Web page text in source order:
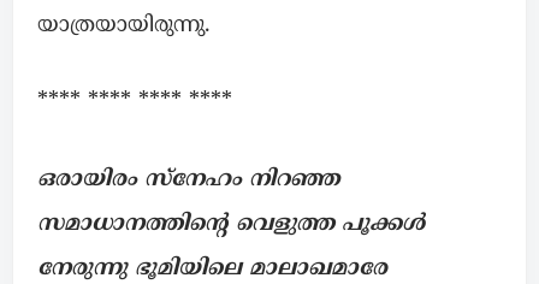
യാത്രയായിരുന്നു.
**** **** **** ****
ഒരായിരം സ്നേഹം നിറഞ്ഞ
സമാധാനത്തിന്റെ വെളുത്ത പൂക്കൾ
നേരുന്നു ഭൂമിയിലെ മാലാഖമാരേ